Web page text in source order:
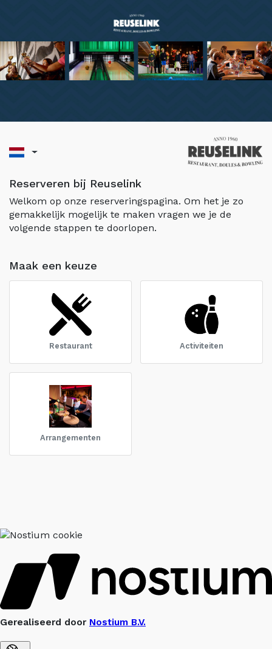
Reserveren bij Reuselink
Welkom op onze reserveringspagina. Om het je zo
gemakkelijk mogelijk te maken vragen we je de
volgende stappen te doorlopen.
Maak een keuze
Restaurant Activiteiten
Arrangementen